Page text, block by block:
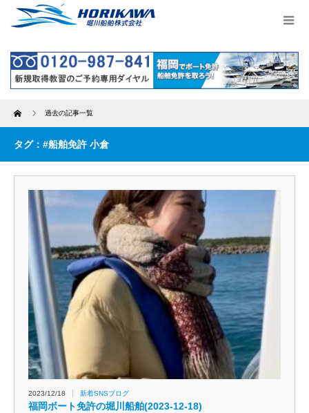
Home 過去の記事一覧
タグ：#船舶免許 小倉
2023/12/18 新着SNSブログ
福岡ボート免許の堀川船舶(2023-12-18)